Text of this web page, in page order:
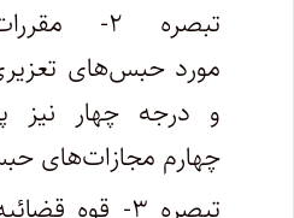
تبصره ۲-
مورد حبس‌های
و درجه چهار
چهارم مجازات‌های
تبصره ۳- قوه